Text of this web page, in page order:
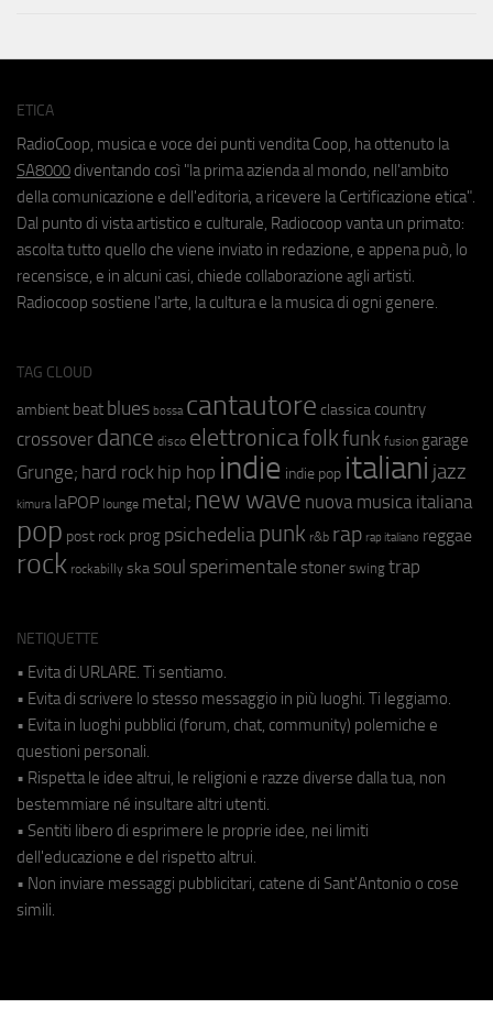
ETICA
RadioCoop, musica e voce dei punti vendita Coop, ha ottenuto la
SA8000 diventando così "la prima azienda al mondo, nell'ambito
della comunicazione e dell'editoria, a ricevere la Certificazione etica".
Dal punto di vista artistico e culturale, Radiocoop vanta un primato:
ascolta tutto quello che viene inviato in redazione, e appena può, lo
recensisce, e in alcuni casi, chiede collaborazione agli artisti.
Radiocoop sostiene l'arte, la cultura e la musica di ogni genere.
TAG CLOUD
ambient beat blues bossa cantautore classica country
crossover dance disco elettronicafolkfunk fusion garage
Grunge; hard rock hip hop indie indie pop italiani jazz
kimura laPOP lounge metal; new wave nuova musica italiana
pop post rock prog psichedeliapunk r&b rap rap italiano reggae
rock rockabilly ska soul sperimentale stoner swing trap
NETIQUETTE
• Evita di URLARE. Ti sentiamo.
• Evita di scrivere lo stesso messaggio in più luoghi. Ti leggiamo.
• Evita in luoghi pubblici (forum, chat, community) polemiche e
questioni personali.
• Rispetta le idee altrui, le religioni e razze diverse dalla tua, non
bestemmiare né insultare altri utenti.
• Sentiti libero di esprimere le proprie idee, nei limiti
dell'educazione e del rispetto altrui.
• Non inviare messaggi pubblicitari, catene di Sant'Antonio o cose
simili.